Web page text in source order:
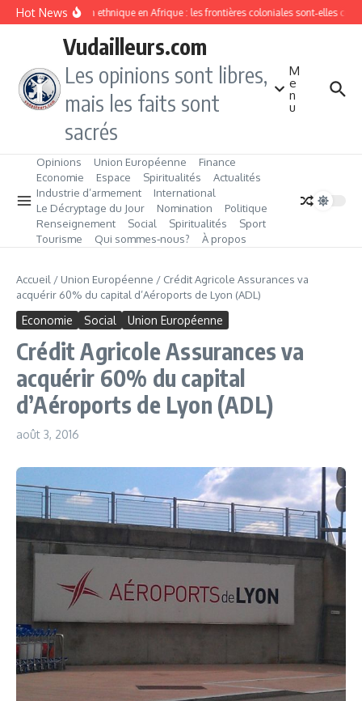
Aller au contenu
Hot NewsDivision ethnique en Afrique : les frontières coloniales sont‑elles
Vudailleurs.com
Les opinions sont libres,
mais les faits sont
sacrés
M
e
n
u
Opinions Union Européenne
Finance
Economie
Espace Spiritualités
Actualités
Industrie d’armement
International
Le Décryptage du Jour
Nomination
Politique
Renseignement
Social Spiritualités
Sport
Tourisme
Qui sommes‑nous? À propos
Accueil / Union Européenne / Crédit Agricole Assurances va
acquérir 60% du capital d’Aéroports de Lyon (ADL)
Economie Social Union Européenne
Crédit Agricole Assurances va
acquérir 60% du capital
d’Aéroports de Lyon (ADL)
août 3, 2016